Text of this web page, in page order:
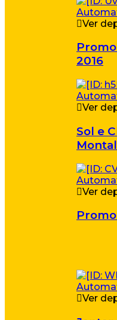
Ver
2016
Ver
Sol e
Ver
Ver